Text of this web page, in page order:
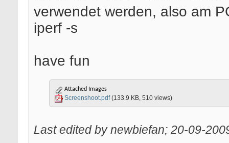
verwendet werden, also am
iperf -s
have fun
Attached Images
Screenshoot.pdf (133.9 KB, 510 views)
Last edited by newbiefan; 20-09-